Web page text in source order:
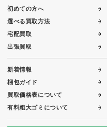
初めての方へ
選べる買取方法
宅配買取
出張買取
新着情報
梱包ガイド
買取価格表について
有料粗大ゴミについて